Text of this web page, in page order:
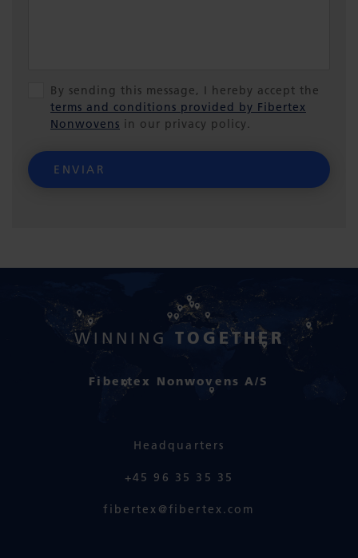
By sending this message, I hereby accept the
terms and conditions provided by Fibertex
Nonwovens in our privacy policy.
ENVIAR
WINNING TOGETHER
Fibertex Nonwovens A/S
Headquarters
+45 96 35 35 35
fibertex@fibertex.com